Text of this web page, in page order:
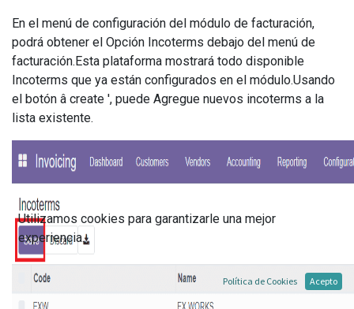
En el menú de configuración del módulo de facturación,
podrá obtener el Opción Incoterms debajo del menú de
facturación.Esta plataforma mostrará todo disponible
Incoterms que ya están configurados en el módulo.Usando
el botón â create ', puede Agregue nuevos incoterms a la
lista existente.
Utilizamos cookies para garantizarle una mejor
experiencia.
Política de Cookies Acepto